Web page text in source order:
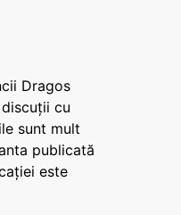
Dragos
cu
sunt mult
publicată
este